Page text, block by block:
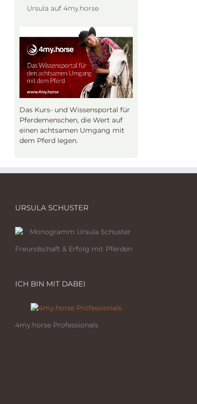
Ursula auf 4my.horse
Das Kurs- und Wissensportal für
Pferdemenschen, die Wert auf
einen achtsamen Umgang mit
dem Pferd legen.
URSULA SCHUSTER
Freundschaft & Erfolg mit Pferden
ICH BIN MIT DABEI
4my.horse Professionals